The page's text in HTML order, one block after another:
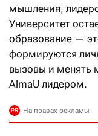
мышления,
Университет
образование —
формируются
вызовы и менять
AlmaU лидером.